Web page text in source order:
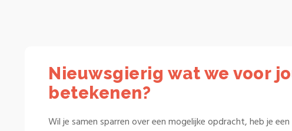
Nieuwsgierig wat we voor
betekenen?
Wil je samen sparren over een mogelijke opdracht, heb je